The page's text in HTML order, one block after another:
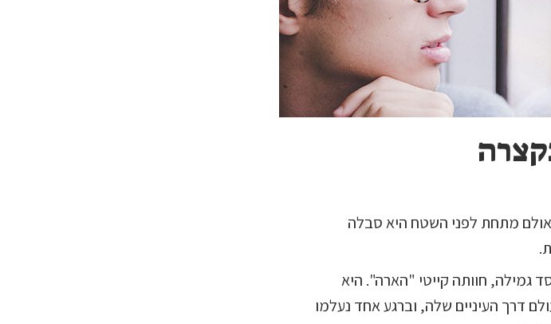
אולם מתחת לפני השטח היא סבלה
גמילה, חוותה קייטי "הארה". היא
דרך העיניים שלה, וברגע אחד נעלמו